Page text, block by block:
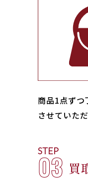
商品1点ずつ
させていただ
STEP
03 買